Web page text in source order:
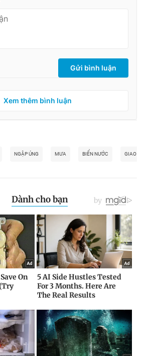
Gửi bình luận
Xem thêm bình luận
NGẬP ÚNG MƯA BIỂN NƯỚC GIAO